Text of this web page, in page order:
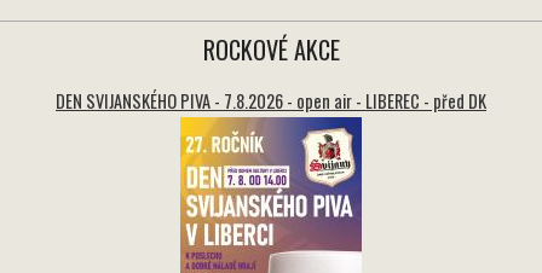
ROCKOVÉ AKCE
DEN SVIJANSKÉHO PIVA - 7.8.2026 - open air - LIBEREC - před DK